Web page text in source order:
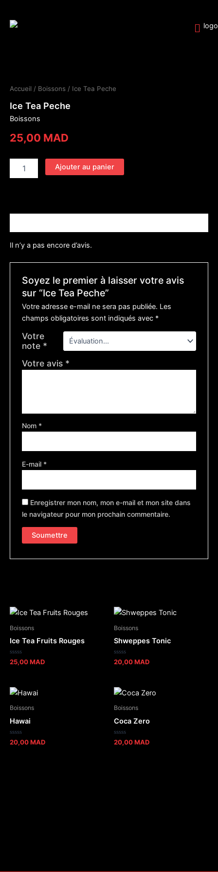
contenu
Accueil / Boissons / Ice Tea Peche
Ice Tea Peche
Boissons
25,00 MAD
Tea
Peche
Ajouter au panier
Il n’y a pas encore d’avis.
Soyez le premier à laisser votre avis
sur “Ice Tea Peche”
Votre adresse e-mail ne sera pas publiée. Les
champs obligatoires sont indiqués avec *
Votre
note *
Votre avis *
Nom *
E-mail *
Enregistrer mon nom, mon e-mail et mon site dans
le navigateur pour mon prochain commentaire.
Boissons
Ice Tea Fruits Rouges
Note
0
25,00MAD
Boissons
Shweppes Tonic
Note
0
20,00MAD
Boissons
Hawai
Note
0
20,00MAD
Boissons
Coca Zero
Note
0
20,00MAD